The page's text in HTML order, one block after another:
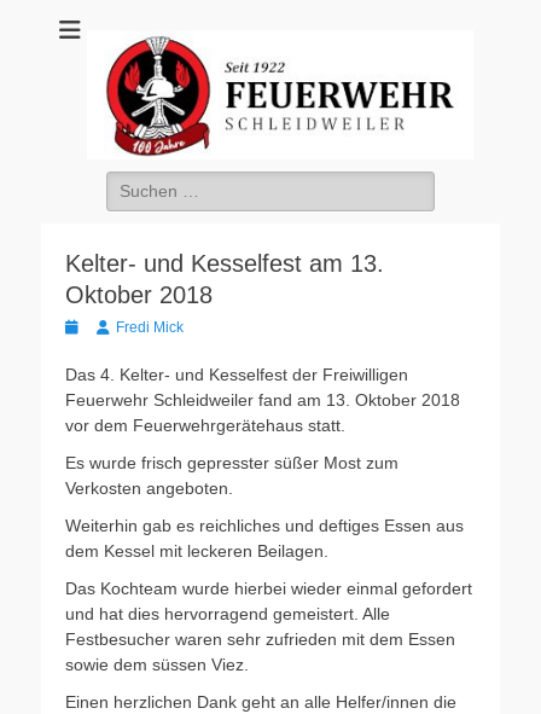
Feuerwehr
Schleidweiler
Suche
nach:
Kelter- und Kesselfest am 13.
Oktober 2018
Veröffentlicht
AutorFredi Mick
Das 4. Kelter- und Kesselfest der Freiwilligen
Feuerwehr Schleidweiler fand am 13. Oktober 2018
vor dem Feuerwehrgerätehaus statt.
Es wurde frisch gepresster süßer Most zum
Verkosten angeboten.
Weiterhin gab es reichliches und deftiges Essen aus
dem Kessel mit leckeren Beilagen.
Das Kochteam wurde hierbei wieder einmal gefordert
und hat dies hervorragend gemeistert. Alle
Festbesucher waren sehr zufrieden mit dem Essen
sowie dem süssen Viez.
Einen herzlichen Dank geht an alle Helfer/innen die